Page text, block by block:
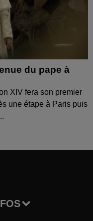
du pape à
XIV fera son premier
une étape à Paris puis